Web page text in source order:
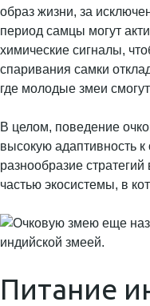
образ жизни, за
период самцы могут
химические сигналы,
спаривания самки
где молодые змеи
В целом, поведение
высокую адаптивность
разнообразие
частью экосистемы, в
Питание